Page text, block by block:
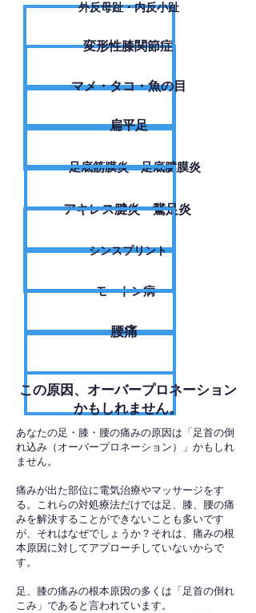
外反母趾・内反小趾
変形性膝関節症
​マメ・タコ・魚の目
扁平足
足底筋膜炎・足底腱膜炎
アキレス腱炎・鵞足炎
シンスプリント
モートン病
腰痛
​この原因、オーバープロネーション
かもしれません。
あなたの足・膝・腰の痛みの原因は「足首の倒
れ込み（オーバープロネーション）」かもしれ
ません。
痛みが出た部位に電気治療やマッサージをす
る。これらの対処療法だけでは足、膝、腰の痛
みを解決することができないことも多いです
が、それはなぜでしょうか？それは、痛みの根
本原因に対してアプローチしていないからで
す。
足、膝の痛みの根本原因の多くは「足首の倒れ
こみ」であると言われています。